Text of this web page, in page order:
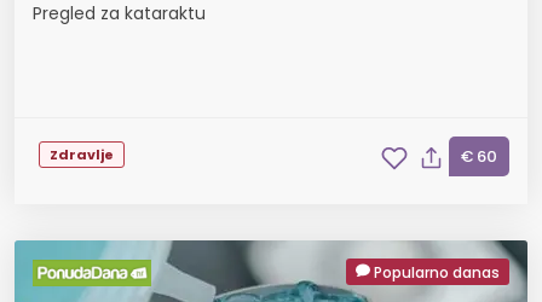
Pregled za kataraktu
Zdravlje € 60
Popularno danas